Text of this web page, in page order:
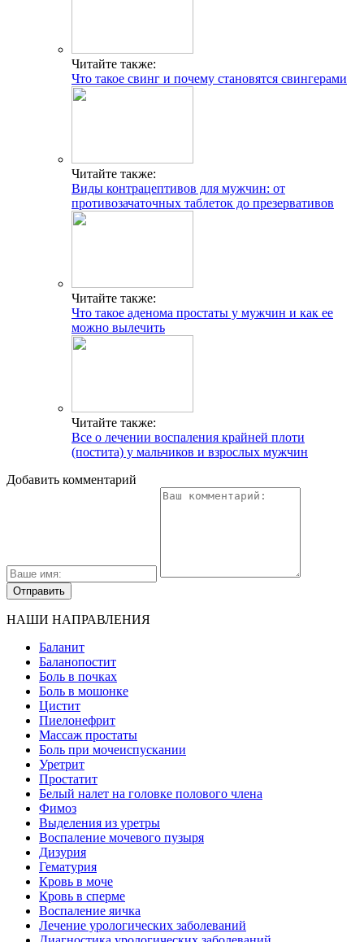
Читайте также:
Что такое свинг и почему становятся свингерами
Читайте также:
Виды контрацептивов для мужчин: от
противозачаточных таблеток до презервативов
Читайте также:
Что такое аденома простаты у мужчин и как ее
можно вылечить
Читайте также:
Все о лечении воспаления крайней плоти
(постита) у мальчиков и взрослых мужчин
Добавить комментарий
НАШИ НАПРАВЛЕНИЯ
Баланит
Баланопостит
Боль в почках
Боль в мошонке
Цистит
Пиелонефрит
Массаж простаты
Боль при мочеиспускании
Уретрит
Простатит
Белый налет на головке полового члена
Фимоз
Выделения из уретры
Воспаление мочевого пузыря
Дизурия
Гематурия
Кровь в моче
Кровь в сперме
Воспаление яичка
Лечение урологических заболеваний